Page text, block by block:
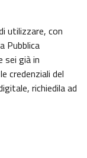
utilizzare, con
Pubblica
sei già in
credenziali del
richiedila ad